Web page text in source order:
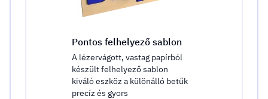
Pontos felhelyező sablon
A lézervágott, vastag papírból
készült felhelyező sablon
kiváló eszköz a különálló betűk
precíz és gyors